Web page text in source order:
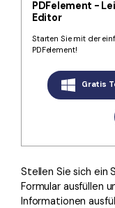
PDF OCR
eSign PDFs
Bildung
IT-Dienstleistung
Rechtliches
Kontakt zum
PDFelement für
PDFelement für Mac
PDFelement für
Mehr erfahren
PDFelement -
Editor
Starten Sie mit der
PDFelement!
Gratis
Stellen Sie sich ein
Formular ausfüllen
Informationen